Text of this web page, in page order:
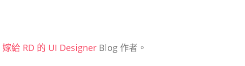
嫁給 RD 的 UI Designer Blog 作者。